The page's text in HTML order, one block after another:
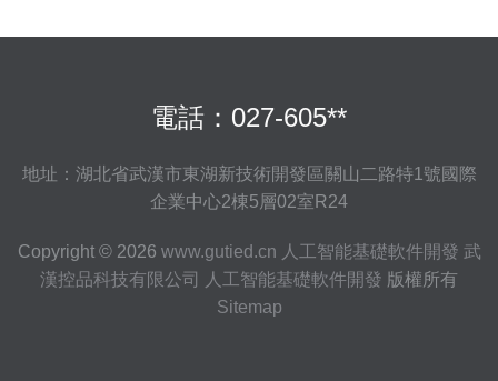
電話：027-605**
地址：湖北省武漢市東湖新技術開發區關山二路特1號國際
企業中心2棟5層02室R24
Copyright © 2026 www.gutied.cn 人工智能基礎軟件開發 武
漢控品科技有限公司
人工智能基礎軟件開發 版權所有
Sitemap